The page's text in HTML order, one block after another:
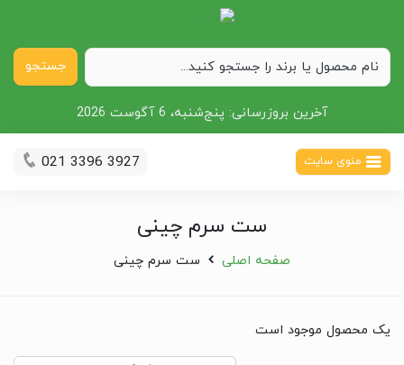
جستجو
آخرین بروزرسانی: پنج‌شنبه، 6 آگوست 2026
منوی سایت 021 3396 3927
ست سرم چینی
صفحه اصلی ست سرم چینی
یک محصول موجود است